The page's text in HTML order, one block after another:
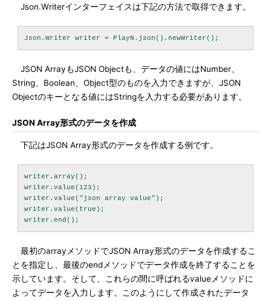
Json.Writerインターフェイスは下記の方法で取得できます。
JSON ArrayもJSON Objectも、データの値にはNumber、
String、Boolean、Object型のものを入力できますが、JSON
Objectのキーとなる値にはStringを入力する必要があります。
JSON Array形式のデータを作成
下記はJSON Array形式のデータを作成する例です。
writer.array();
writer.value(123);
writer.value("json array value");
writer.value(true);
最初のarrayメソッドでJSON Array形式のデータを作成するこ
とを指定し、最後のendメソッドでデータ作成を終了することを
示しています。そして、これらの間に呼ばれるvalueメソッドに
よってデータを入力します。このようにして作成されたデータ